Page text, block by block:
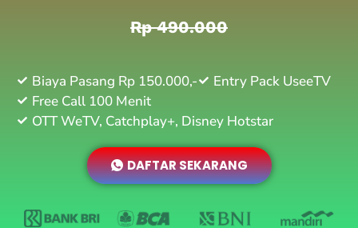
Rp 490.000
Biaya Pasang Rp 150.000,-
Entry Pack UseeTV
Free Call 100 Menit
OTT WeTV, Catchplay+, Disney Hotstar
DAFTAR SEKARANG